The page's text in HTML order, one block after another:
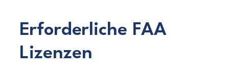
Erforderliche FAA
Lizenzen